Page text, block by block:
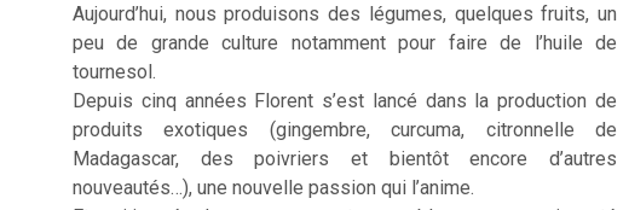
Aujourd’hui, nous produisons des légumes, quelques fruits, un
peu de grande culture notamment pour faire de l’huile de
tournesol.
Depuis cinq années Florent s’est lancé dans la production de
produits exotiques (gingembre, curcuma, citronnelle de
Madagascar, des poivriers et bientôt encore d’autres
nouveautés…), une nouvelle passion qui l’anime.